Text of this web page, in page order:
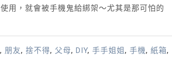
小
事）
用，就會被手機鬼給綁架～尤其是那可怕的
, 朋友, 捨不得, 父母, DIY, 手手姐姐 , 手機, 紙箱,